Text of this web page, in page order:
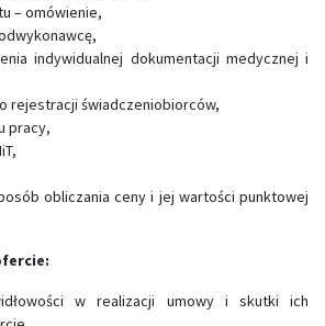
– omówienie,
indywidualnej dokumentacji medycznej i
rejestracji świadczeniobiorców,
pracy,
obliczania ceny i jej wartości punktowej
w realizacji umowy i skutki ich